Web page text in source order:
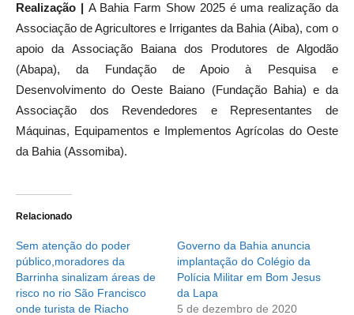
Realização |
A Bahia Farm Show 2025 é uma realização da
Associação de Agricultores e Irrigantes da Bahia (Aiba), com o
apoio da Associação Baiana dos Produtores de Algodão
(Abapa), da Fundação de Apoio à Pesquisa e
Desenvolvimento do Oeste Baiano (Fundação Bahia) e da
Associação dos Revendedores e Representantes de
Máquinas, Equipamentos e Implementos Agrícolas do Oeste
da Bahia (Assomiba).
Relacionado
Sem atenção do poder
público,moradores da
Barrinha sinalizam áreas de
risco no rio São Francisco
onde turista de Riacho
Governo da Bahia anuncia
implantação do Colégio da
Polícia Militar em Bom Jesus
da Lapa
5 de dezembro de 2020